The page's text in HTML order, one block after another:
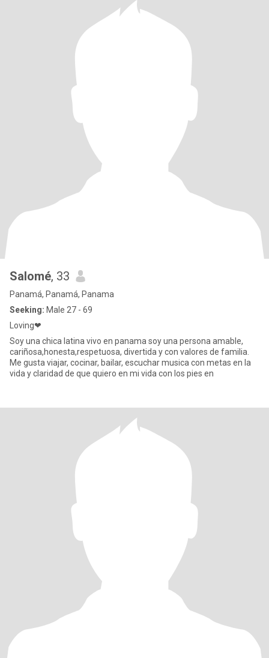
Salomé, 33
Panamá, Panamá, Panama
Seeking: Male 27 - 69
Loving❤
Soy una chica latina vivo en panama soy una persona amable,
cariñosa,honesta,respetuosa, divertida y con valores de familia.
Me gusta viajar, cocinar, bailar, escuchar musica con metas en la
vida y claridad de que quiero en mi vida con los pies en